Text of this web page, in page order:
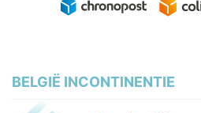
BELGIË INCONTINENTIE